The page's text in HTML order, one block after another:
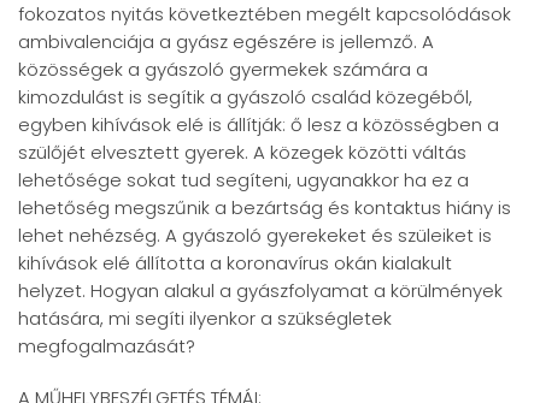
fokozatos nyitás következtében megélt kapcsolódások
ambivalenciája a gyász egészére is jellemző. A
közösségek a gyászoló gyermekek számára a
kimozdulást is segítik a gyászoló család közegéből,
egyben kihívások elé is állítják: ő lesz a közösségben a
szülőjét elvesztett gyerek. A közegek közötti váltás
lehetősége sokat tud segíteni, ugyanakkor ha ez a
lehetőség megszűnik a bezártság és kontaktus hiány is
lehet nehézség. A gyászoló gyerekeket és szüleiket is
kihívások elé állította a koronavírus okán kialakult
helyzet. Hogyan alakul a gyászfolyamat a körülmények
hatására, mi segíti ilyenkor a szükségletek
megfogalmazását?
A MŰHELYBESZÉLGETÉS TÉMÁI: